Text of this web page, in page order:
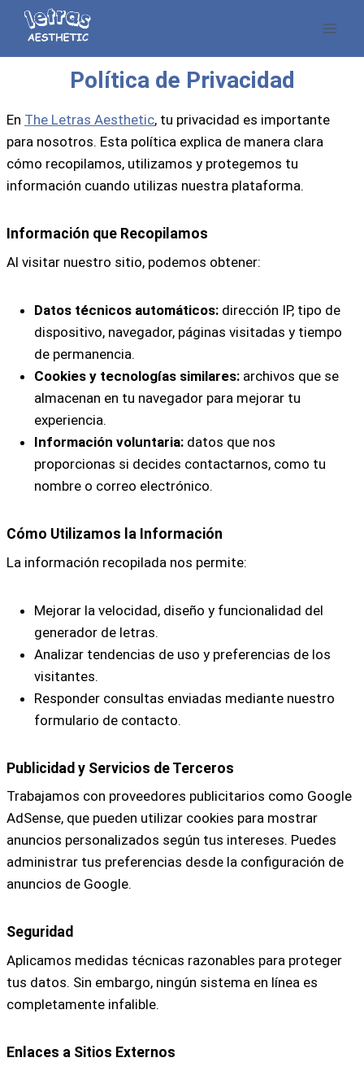
Saltar
contenido
Política de Privacidad
En The Letras Aesthetic, tu privacidad es importante
para nosotros. Esta política explica de manera clara
cómo recopilamos, utilizamos y protegemos tu
información cuando utilizas nuestra plataforma.
Información que Recopilamos
Al visitar nuestro sitio, podemos obtener:
Datos técnicos automáticos: dirección IP, tipo de
dispositivo, navegador, páginas visitadas y tiempo
de permanencia.
Cookies y tecnologías similares: archivos que se
almacenan en tu navegador para mejorar tu
experiencia.
Información voluntaria: datos que nos
proporcionas si decides contactarnos, como tu
nombre o correo electrónico.
Cómo Utilizamos la Información
La información recopilada nos permite:
Mejorar la velocidad, diseño y funcionalidad del
generador de letras.
Analizar tendencias de uso y preferencias de los
visitantes.
Responder consultas enviadas mediante nuestro
formulario de contacto.
Publicidad y Servicios de Terceros
Trabajamos con proveedores publicitarios como Google
AdSense, que pueden utilizar cookies para mostrar
anuncios personalizados según tus intereses. Puedes
administrar tus preferencias desde la configuración de
anuncios de Google.
Seguridad
Aplicamos medidas técnicas razonables para proteger
tus datos. Sin embargo, ningún sistema en línea es
completamente infalible.
Enlaces a Sitios Externos